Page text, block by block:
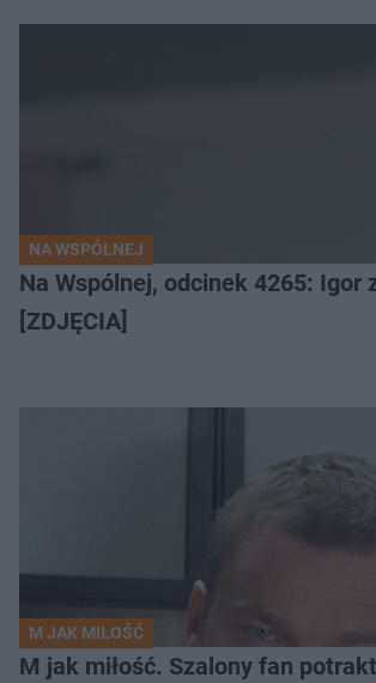
NA WSPÓLNEJ
Na Wspólnej, odcinek 4265:
[ZDJĘCIA]
M JAK MIŁOŚĆ
M jak miłość. Szalony fan